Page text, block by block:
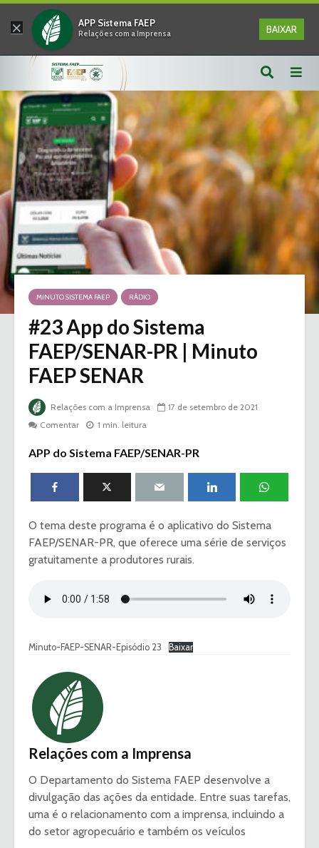
× APP Sistema FAEP
Relações com a Imprensa BAIXAR
MINUTO SISTEMA FAEP RÁDIO
#23 App do Sistema
FAEP/SENAR-PR | Minuto
FAEP SENAR
Relações com a Imprensa
17 de setembro de 2021
Comentar
1 min. leitura
APP do Sistema FAEP/SENAR-PR
O tema deste programa é o aplicativo do Sistema
FAEP/SENAR-PR, que oferece uma série de serviços
gratuitamente a produtores rurais.
Minuto-FAEP-SENAR-Episódio 23 Baixar
Relações com a Imprensa
O Departamento do Sistema FAEP desenvolve a
divulgação das ações da entidade. Entre suas tarefas,
uma é o relacionamento com a imprensa, incluindo a
do setor agropecuário e também os veículos